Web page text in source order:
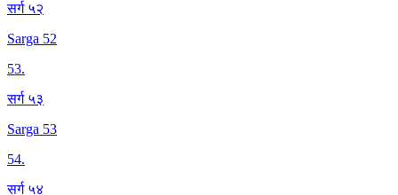
सर्ग ५२
Sarga 52
53.
सर्ग ५३
Sarga 53
54.
सर्ग ५४